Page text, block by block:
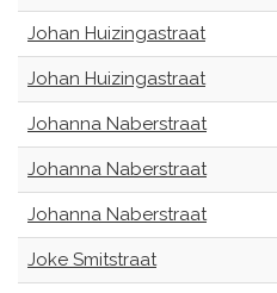
Johan Huizingastraat
Johan Huizingastraat
Johanna Naberstraat
Johanna Naberstraat
Johanna Naberstraat
Joke Smitstraat